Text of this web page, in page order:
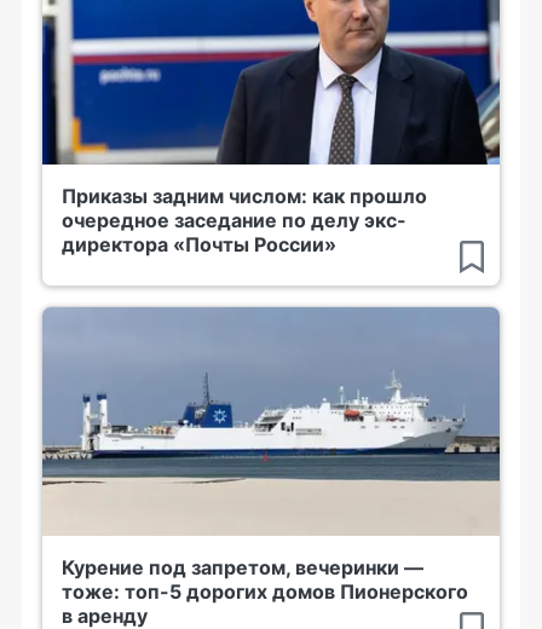
Приказы задним числом: как прошло
очередное заседание по делу экс-
директора «Почты России»
Курение под запретом, вечеринки —
тоже: топ-5 дорогих домов Пионерского
в аренду